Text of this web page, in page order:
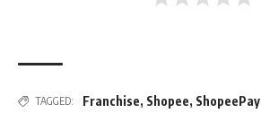
TAGGED: Franchise, Shopee, ShopeePay